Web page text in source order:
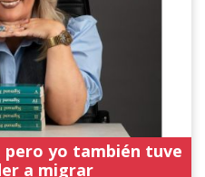
pero yo también tuve
a migrar